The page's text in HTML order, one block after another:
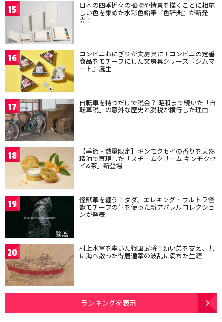
15 日本の四季折々の植物や情景を描くことに相応
しい色を集めた水彩色鉛筆『色辞典』が新発
売！
16 コンビニおにぎりが文房具に！コンビニの定番
商品をモチーフにした文房具シリーズ『ジムマ
ート』誕生
17 自転車を持つだけで税金？ 昭和まで続いた「自
転車税」の意外な歴史と脱税が横行した理由
18 【季節・数量限定】キンモクセイの香りを天然
精油で再現した「スチームクリーム キンモクセ
イ&茶」新登場
19 怪獣革を纏う！ダダ、エレキング…ウルトラ怪
獣モチーフの革を使った新アパレルコレクショ
ンが発表
20 村上水軍を率いた戦国武将！幼い弟を支え、共
に海へ散った得居通幸の波乱に満ちた生涯
ランキングを表示